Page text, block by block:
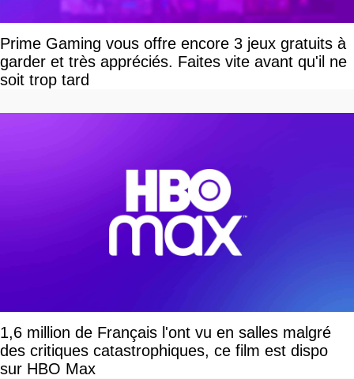
Prime Gaming vous offre encore 3 jeux gratuits à
garder et très appréciés. Faites vite avant qu'il ne
soit trop tard
1,6 million de Français l'ont vu en salles malgré
des critiques catastrophiques, ce film est dispo
sur HBO Max